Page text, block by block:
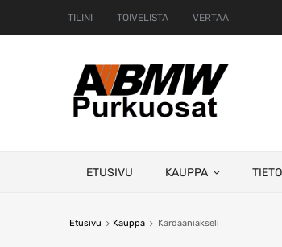
TILINI TOIVELISTA VERTAA
ETUSIVU KAUPPA
Etusivu Kauppa Kardaaniakseli